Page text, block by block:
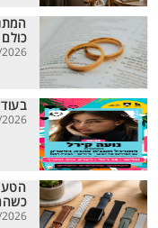
26/7/2026
26/7/2026
26/7/2026